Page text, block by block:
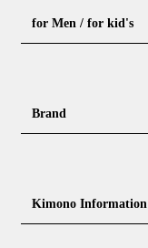
Casual kimono
Footwear ＆ bag
for Men / for kid's
Men's Yukata
Brand
Y. & SONS
Kimono Information